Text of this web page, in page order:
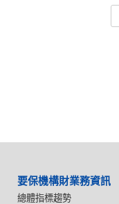
要保機構財業務資訊
總體指標趨勢